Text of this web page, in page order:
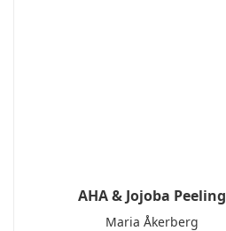
AHA & Jojoba Peeling
Maria Åkerberg